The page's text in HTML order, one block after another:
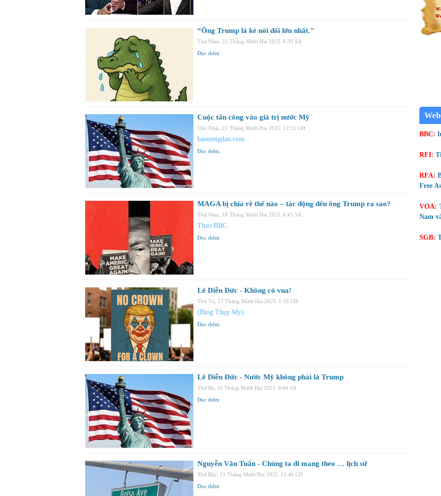
“Ông Trump là kẻ nói dối lớn nhất."
Thứ Năm, 25 Tháng Mười Hai 2025 6:30 SA
Đọc thêm
Cuộc tấn công vào giá trị nước Mỹ
Chủ Nhật, 21 Tháng Mười Hai 2025 12:11 CH
baotiengdan.com
Đọc thêm
MAGA bị chia rẽ thế nào – tác động đến ông Trump ra sao?
Thứ Năm, 18 Tháng Mười Hai 2025 6:45 SA
Theo BBC
Đọc thêm
Lê Diễn Đức - Không có vua!
Thứ Tư, 17 Tháng Mười Hai 2025 1:16 CH
(Blog Thụy My)
Đọc thêm
Lê Diễn Đức - Nước Mỹ không phải là Trump
Thứ Ba, 16 Tháng Mười Hai 2025 6:04 SA
Đọc thêm
Nguyễn Văn Tuấn - Chúng ta đi mang theo … lịch sử
Thứ Bảy, 13 Tháng Mười Hai 2025 12:46 CH
Đọc thêm
BBC:
RFI:
RFA:
Free
VOA:
Nam
SGB: